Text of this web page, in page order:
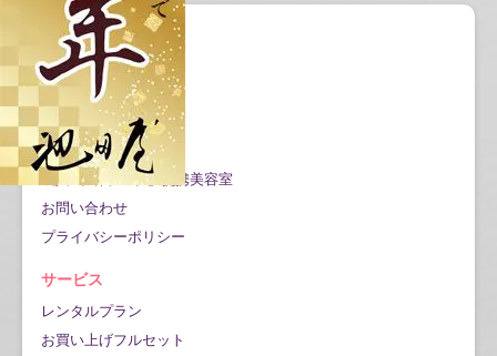
会社情報
会社概要
アクセス情報
Google口コミ公開
成人式当日の対応/提携美容室
お問い合わせ
プライバシーポリシー
サービス
レンタルプラン
お買い上げフルセット